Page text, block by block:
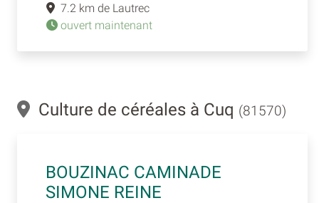
7.2 km de Lautrec
ouvert maintenant
Culture de céréales à Cuq (81570)
BOUZINAC CAMINADE
SIMONE REINE